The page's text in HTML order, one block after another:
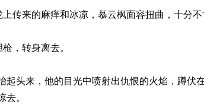
的麻痒和冰凉，慕云枫面容扭曲，十分不
转身离去。
，他的目光中喷射出仇恨的火焰，蹲伏在
去。